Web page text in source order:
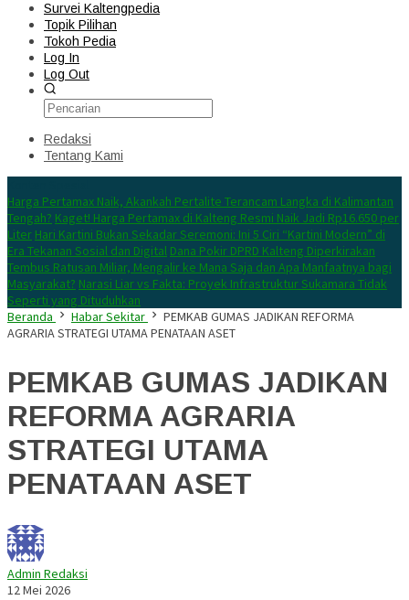
Survei Kaltengpedia
Topik Pilihan
Tokoh Pedia
Log In
Log Out
Redaksi
Tentang Kami
Harga Pertamax Naik, Akankah Pertalite Terancam Langka di Kalimantan
Tengah? Kaget! Harga Pertamax di Kalteng Resmi Naik Jadi Rp16.650 per
Liter Hari Kartini Bukan Sekadar Seremoni: Ini 5 Ciri “Kartini Modern” di
Era Tekanan Sosial dan Digital Dana Pokir DPRD Kalteng Diperkirakan
Tembus Ratusan Miliar, Mengalir ke Mana Saja dan Apa Manfaatnya bagi
Masyarakat? Narasi Liar vs Fakta: Proyek Infrastruktur Sukamara Tidak
Seperti yang Dituduhkan
Beranda
Habar Sekitar
PEMKAB GUMAS JADIKAN REFORMA
AGRARIA STRATEGI UTAMA PENATAAN ASET
PEMKAB GUMAS JADIKAN
REFORMA AGRARIA
STRATEGI UTAMA
PENATAAN ASET
Admin Redaksi
12 Mei 2026